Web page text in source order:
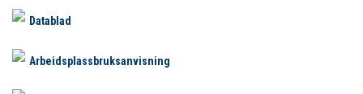
Datablad
Arbeidsplassbruksanvisning